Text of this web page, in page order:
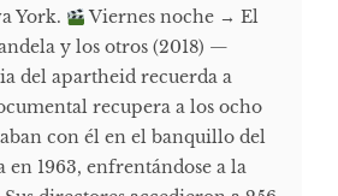
York.
Viernes noche → El
y los otros (2018) —
del apartheid recuerda a
recupera a los ocho
con él en el banquillo del
1963, enfrentándose a la